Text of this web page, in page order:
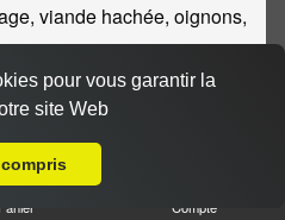
viande hachée, oignons,
Panier Compte
pour vous garantir la
site Web